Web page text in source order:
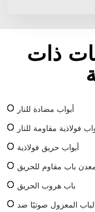
ذات
أبواب مضادة للنار
فولاذية مقاومة للنار
أبواب حريق فولاذية
باب مقاوم للحريق
باب هروب الحريق
المعزول صوتيًا ضد